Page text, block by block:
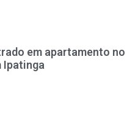
em apartamento no
Ipatinga